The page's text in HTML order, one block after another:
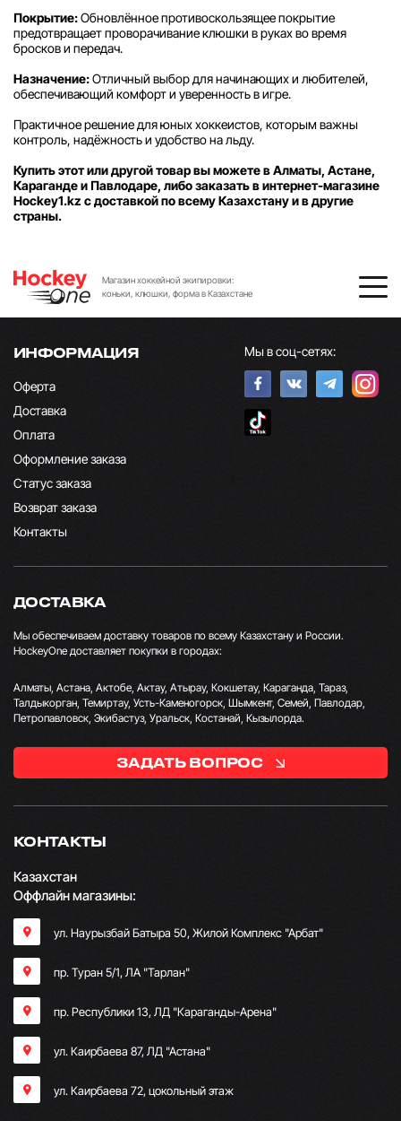
Покрытие:Обновлённое противоскользящее покрытие
предотвращает проворачивание клюшки в руках во время
бросков и передач.
Назначение:Отличный выбор для начинающих и любителей,
обеспечивающий комфорт и уверенность в игре.
Практичное решение для юных хоккеистов, которым важны
контроль, надёжность и удобство на льду.
Купить этот или другой товар вы можете в Алматы, Астане,
Караганде и Павлодаре, либо заказать в интернет-магазине
Hockey1.kz с доставкой по всему Казахстану и в другие
страны.
Магазин хоккейной экипировки:
коньки, клюшки, форма в Казахстане
ИНФОРМАЦИЯ
Оферта
Доставка
Оплата
Оформление заказа
Статус заказа
Возврат заказа
Контакты
Мы в соц-сетях:
КОНТАКТЫ
Казахстан
Оффлайн магазины:
ул. Наурызбай Батыра 50, Жилой Комплекс "Арбат"
пр. Туран 5/1, ЛА "Тарлан"
пр. Республики 13, ​ЛД "Караганды-Арена"
ул. Каирбаева 87, ЛД "Астана"
ул. Каирбаева 72, цокольный этаж
ДОСТАВКА
Мы обеспечиваем доставку товаров по всему Казахстану и России.
HockeyOne доставляет покупки в городах:
Алматы, Астана, Актобе, Актау, Атырау, Кокшетау, Караганда, Тараз,
Талдыкорган, Темиртау, Усть-Каменогорск, Шымкент, Семей, Павлодар,
Петропавловск, Экибастуз, Уральск, Костанай, Кызылорда.
ЗАДАТЬ ВОПРОС